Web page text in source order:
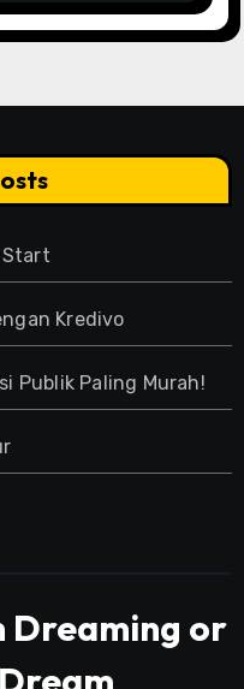
Start
Kredivo
Publik Paling Murah!
Dreaming or